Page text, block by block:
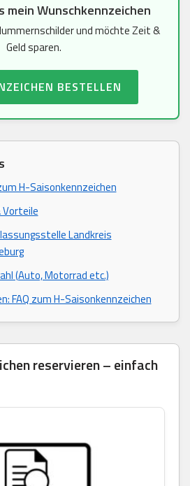
mein Wunschkennzeichen
und möchte Zeit &
Geld sparen.
BESTELLEN
H-Saisonkennzeichen
Vorteile
Landkreis
(Auto, Motorrad etc.)
FAQ zum H-Saisonkennzeichen
reservieren – einfach